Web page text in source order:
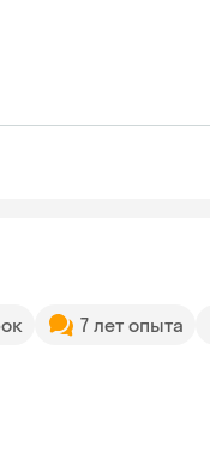
7 лет опыта